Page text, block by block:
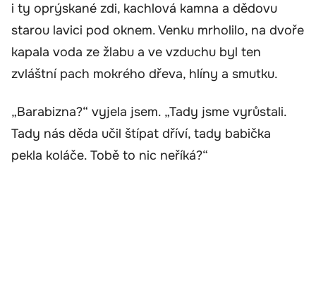
i ty oprýskané zdi, kachlová kamna a dědovu
starou lavici pod oknem. Venku mrholilo, na dvoře
kapala voda ze žlabu a ve vzduchu byl ten
zvláštní pach mokrého dřeva, hlíny a smutku.
„Barabizna?“ vyjela jsem. „Tady jsme vyrůstali.
Tady nás děda učil štípat dříví, tady babička
pekla koláče. Tobě to nic neříká?“